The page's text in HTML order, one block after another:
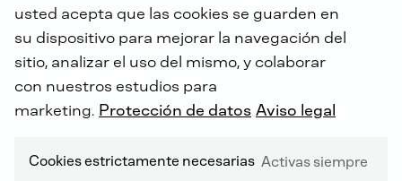
usted acepta que las cookies se guarden en
su dispositivo para mejorar la navegación del
sitio, analizar el uso del mismo, y colaborar
con nuestros estudios para
marketing. Protección de datos Aviso legal
Cookies estrictamente necesarias Activas siempre